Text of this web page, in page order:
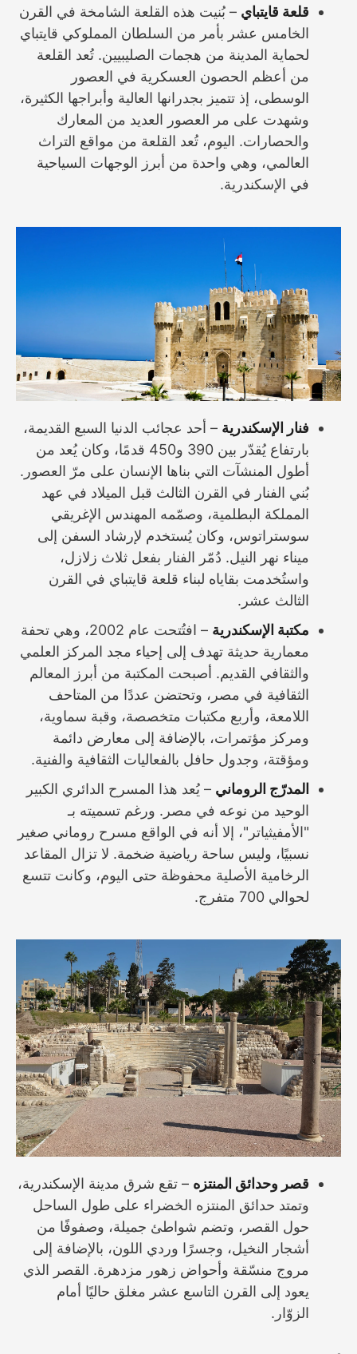
قلعة قايتباي – بُنيت هذه القلعة الشامخة في القرن
الخامس عشر بأمر من السلطان المملوكي قايتباي
لحماية المدينة من هجمات الصليبيين. تُعد القلعة
من أعظم الحصون العسكرية في العصور
الوسطى، إذ تتميز بجدرانها العالية وأبراجها الكثيرة،
وشهدت على مر العصور العديد من المعارك
والحصارات. اليوم، تُعد القلعة من مواقع التراث
العالمي، وهي واحدة من أبرز الوجهات السياحية
في الإسكندرية.
فنار الإسكندرية – أحد عجائب الدنيا السبع القديمة،
بارتفاع يُقدّر بين 390 و450 قدمًا، وكان يُعد من
أطول المنشآت التي بناها الإنسان على مرّ العصور.
بُني الفنار في القرن الثالث قبل الميلاد في عهد
المملكة البطلمية، وصمّمه المهندس الإغريقي
سوستراتوس، وكان يُستخدم لإرشاد السفن إلى
ميناء نهر النيل. دُمّر الفنار بفعل ثلاث زلازل،
واستُخدمت بقاياه لبناء قلعة قايتباي في القرن
الثالث عشر.
مكتبة الإسكندرية
– افتُتحت عام 2002، وهي تحفة
معمارية حديثة تهدف إلى إحياء مجد المركز العلمي
والثقافي القديم. أصبحت المكتبة من أبرز المعالم
الثقافية في مصر، وتحتضن عددًا من المتاحف
اللامعة، وأربع مكتبات متخصصة، وقبة سماوية،
ومركز مؤتمرات، بالإضافة إلى معارض دائمة
ومؤقتة، وجدول حافل بالفعاليات الثقافية والفنية.
المدرّج الروماني – يُعد هذا المسرح الدائري الكبير
الوحيد من نوعه في مصر. ورغم تسميته بـ
"الأمفيثياتر"، إلا أنه في الواقع مسرح روماني صغير
نسبيًا، وليس ساحة رياضية ضخمة. لا تزال المقاعد
الرخامية الأصلية محفوظة حتى اليوم، وكانت تتسع
لحوالي 700 متفرج.
قصر وحدائق المنتزه – تقع شرق مدينة الإسكندرية،
وتمتد حدائق المنتزه الخضراء على طول الساحل
حول القصر، وتضم شواطئ جميلة، وصفوفًا من
أشجار النخيل، وجسرًا وردي اللون، بالإضافة إلى
مروج منسّقة وأحواض زهور مزدهرة. القصر الذي
يعود إلى القرن التاسع عشر مغلق حاليًا أمام
الزوّار.